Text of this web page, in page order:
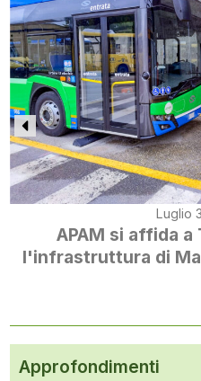
Luglio
APAM si affida a
l'infrastruttura di
Approfondimenti